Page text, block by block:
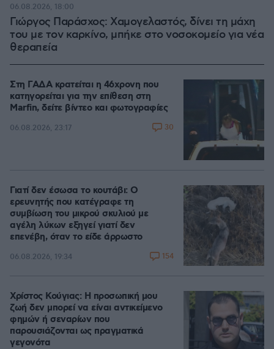
Γιώργος Παράσχος: Χαμογελαστός, δίνει τη μάχη
του με τον καρκίνο, μπήκε στο νοσοκομείο για νέα
θεραπεία
06.08.2026, 18:00
Στη ΓΑΔΑ κρατείται η 46χρονη που
κατηγορείται για την επίθεση στη
Marfin, δείτε βίντεο και φωτογραφίες
06.08.2026, 23:17 30
Γιατί δεν έσωσα το κουτάβι: Ο
ερευνητής που κατέγραφε τη
συμβίωση του μικρού σκυλιού με
αγέλη λύκων εξηγεί γιατί δεν
επενέβη, όταν το είδε άρρωστο
06.08.2026, 19:34 154
Χρίστος Κούγιας: Η προσωπική μου
ζωή δεν μπορεί να είναι αντικείμενο
φημών ή σεναρίων που
παρουσιάζονται ως πραγματικά
γεγονότα